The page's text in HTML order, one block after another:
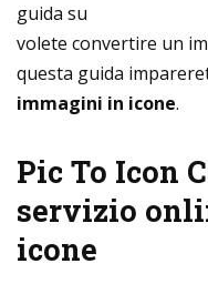
guida su
volete convertire un
questa guida
immagini in icone.
Pic To Icon
servizio
icone